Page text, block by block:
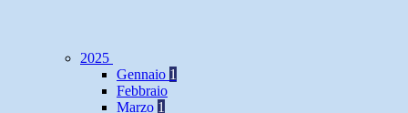
2025
Gennaio 1
Febbraio
Marzo 1